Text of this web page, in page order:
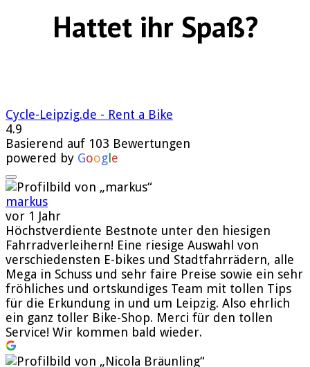
Hattet ihr Spaß?
Cycle-Leipzig.de - Rent a Bike
4.9
Basierend auf 103 Bewertungen
powered by Goog e
markus
vor 1 Jahr
Höchstverdiente Bestnote unter den hiesigen
Fahrradverleihern! Eine riesige Auswahl von
verschiedensten E-bikes und Stadtfahrrädern, alle
Mega in Schuss und sehr faire Preise sowie ein sehr
fröhliches und ortskundiges Team mit tollen Tips
für die Erkundung in und um Leipzig. Also ehrlich
ein ganz toller Bike-Shop. Merci für den tollen
Service! Wir kommen bald wieder.